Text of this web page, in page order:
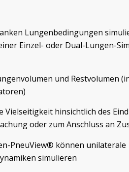
Lungenbedingungen
Einzel- oder Dual-Lungen-
und Restvolumen
hinsichtlich des
oder zum Anschluss an
PneuView® können unilaterale
simulieren